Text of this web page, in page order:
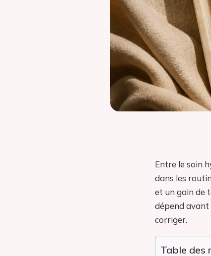
Entre le soin
dans les
et un gain de
dépend
corriger.
Table des